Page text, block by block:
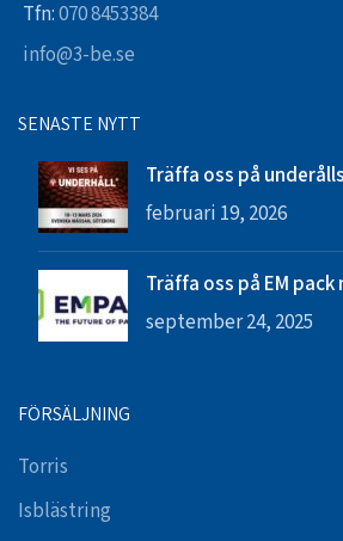
Tfn:070 8453384
info@3-be.se
SENASTE NYTT
Träffa oss på
februari 19, 2026
Träffa oss på EM
september 24, 2025
FÖRSÄLJNING
Torris
Isblästring